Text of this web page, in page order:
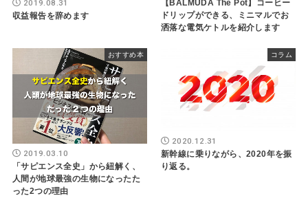
2019.08.31
収益報告を辞めます
【BALMUDA The Pot】コーヒー
ドリップができる、ミニマルでお
洒落な電気ケトルを紹介します
おすすめ本
2019.03.10
「サピエンス全史」から紐解く、
人間が地球最強の生物になったた
った2つの理由
コラム
2020.12.31
新幹線に乗りながら、2020年を振
り返る。